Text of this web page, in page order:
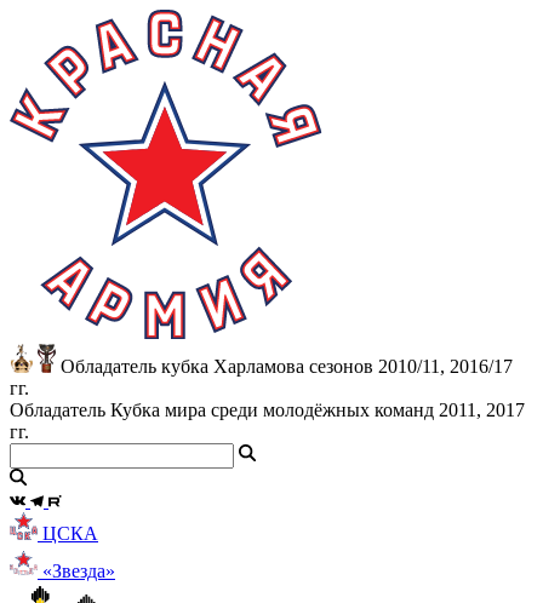
Обладатель кубка Харламова сезонов 2010/11, 2016/17
гг.
Обладатель Кубка мира среди молодёжных команд 2011, 2017
гг.
ЦСКА
«Звезда»